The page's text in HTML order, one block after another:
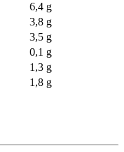
6,4 g
3,8 g
3,5 g
0,1 g
1,3 g
1,8 g